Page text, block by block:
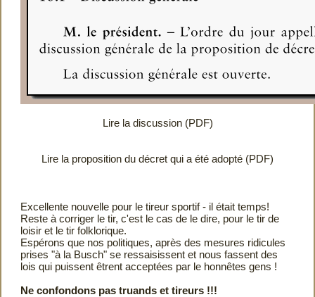
Lire la discussion (PDF)
Lire la proposition du décret qui a été adopté (PDF)
Excellente nouvelle pour le tireur sportif - il était temps!
Reste à corriger le tir, c'est le cas de le dire, pour le tir de
loisir et le tir folklorique.
Espérons que nos politiques, après des mesures ridicules
prises "à la Busch" se ressaisissent et nous fassent des
lois qui puissent êtrent acceptées par le honnêtes gens !
Ne confondons pas truands et tireurs !!!